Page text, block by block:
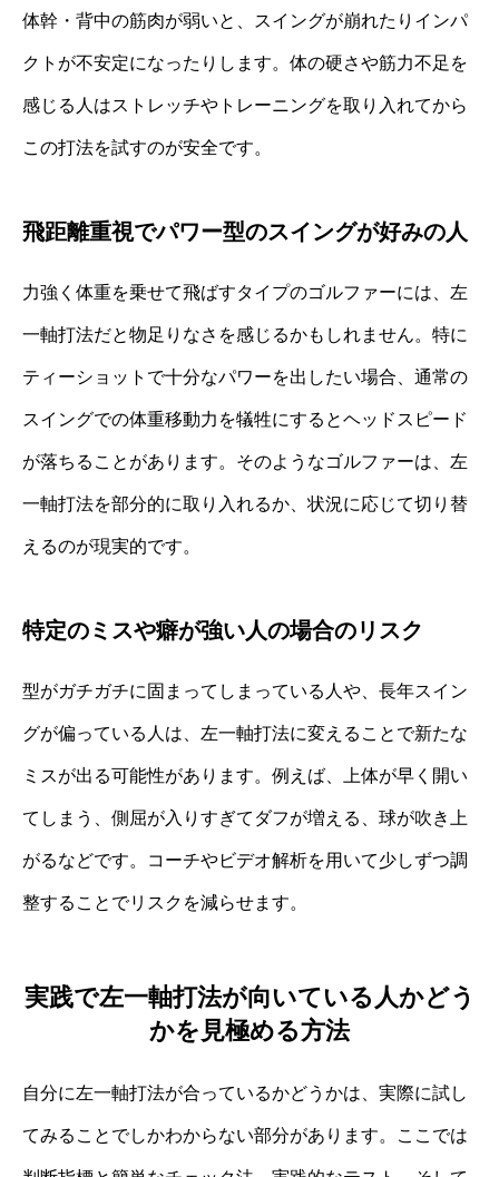
体幹・背中の筋肉が弱いと、スイングが崩れたりインパ
クトが不安定になったりします。体の硬さや筋力不足を
感じる人はストレッチやトレーニングを取り入れてから
この打法を試すのが安全です。
飛距離重視でパワー型のスイングが好みの人
力強く体重を乗せて飛ばすタイプのゴルファーには、左
一軸打法だと物足りなさを感じるかもしれません。特に
ティーショットで十分なパワーを出したい場合、通常の
スイングでの体重移動力を犠牲にするとヘッドスピード
が落ちることがあります。そのようなゴルファーは、左
一軸打法を部分的に取り入れるか、状況に応じて切り替
えるのが現実的です。
特定のミスや癖が強い人の場合のリスク
型がガチガチに固まってしまっている人や、長年スイン
グが偏っている人は、左一軸打法に変えることで新たな
ミスが出る可能性があります。例えば、上体が早く開い
てしまう、側屈が入りすぎてダフが増える、球が吹き上
がるなどです。コーチやビデオ解析を用いて少しずつ調
整することでリスクを減らせます。
実践で左一軸打法が向いている人かどう
かを見極める方法
自分に左一軸打法が合っているかどうかは、実際に試し
てみることでしかわからない部分があります。ここでは